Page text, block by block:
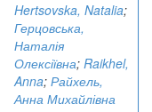
Hertsovska, Natalia;
Герцовська,
Наталія
Олексіївна; Raikhel,
Anna; Райхель,
Анна Михайлівна